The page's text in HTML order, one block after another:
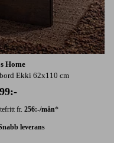
Home
Ekki 62x110 cm
fr. 256:-/mån*
leverans